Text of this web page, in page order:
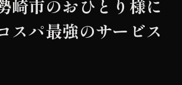
崎市のおひとり様に
スパ最強のサービス